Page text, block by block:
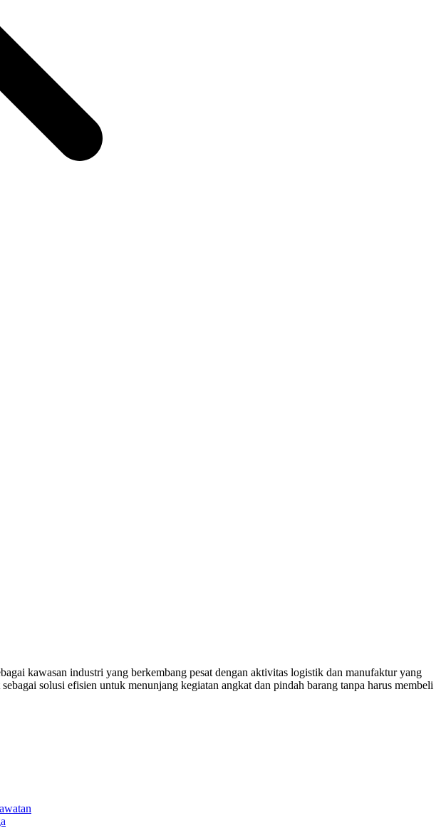
kawasan industri yang berkembang pesat dengan aktivitas logistik dan manufaktur yang
solusi efisien untuk menunjang kegiatan angkat dan pindah barang tanpa harus membeli